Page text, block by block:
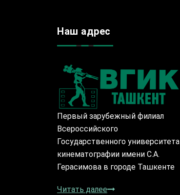
Наш адрес
Первый зарубежный филиал
Всероссийского
Государственного университета
кинематографии имени С.А.
Герасимова в городе Ташкенте
Читать далее